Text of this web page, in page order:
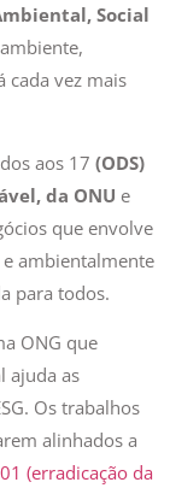
vez mais
da ONUe
que envolve
ambientalmente
para todos.
ONG que
ajuda as
Os trabalhos
alinhados a
(erradicação da
das